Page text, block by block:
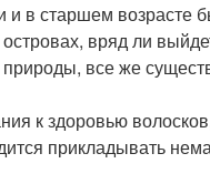
и в старшем возрасте
вряд ли
все же
к здоровью
прикладывать